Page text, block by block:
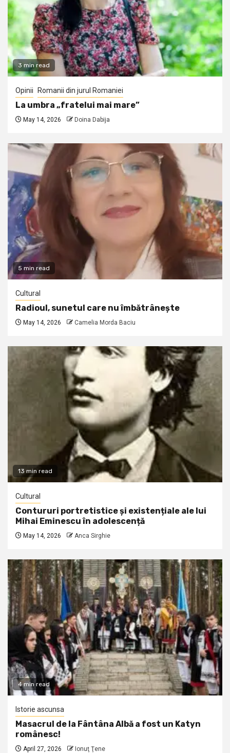
3 min read
Opinii Romanii din jurul Romaniei
La umbra „fratelui mai mare”
May 14, 2026 Doina Dabija
5 min read
Cultural
Radioul, sunetul care nu îmbătrânește
May 14, 2026 Camelia Morda Baciu
13 min read
Cultural
Contururi portretistice și existențiale ale lui
Mihai Eminescu în adolescență
May 14, 2026 Anca Sirghie
4 min read
Istorie ascunsa
Masacrul de la Fântâna Albă a fost un Katyn
românesc!
April 27, 2026 Ionuţ Ţene